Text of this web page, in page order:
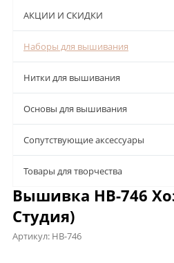
АКЦИИ И СКИДКИ
Наборы для вышивания
Нитки для вышивания
Основы для вышивания
Сопутствующие аксессуары
Товары для творчества
Вышивка НВ-746
Студия)
Артикул: НВ-746